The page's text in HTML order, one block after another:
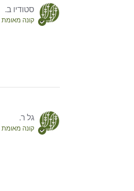
סטודיו ב.
קונה מאומת
גל ר.
קונה מאומת